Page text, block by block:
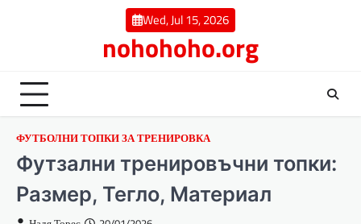
Wed, Jul 15, 2026
nohohoho.org
ФУТБОЛНИ ТОПКИ ЗА ТРЕНИРОВКА
Футзални тренировъчни топки:
Размер, Тегло, Материал